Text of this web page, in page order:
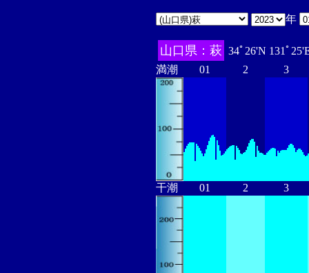
年
山口県：萩 34ﾟ26'N 131ﾟ
満潮
01 2 3
干潮 01 2 3